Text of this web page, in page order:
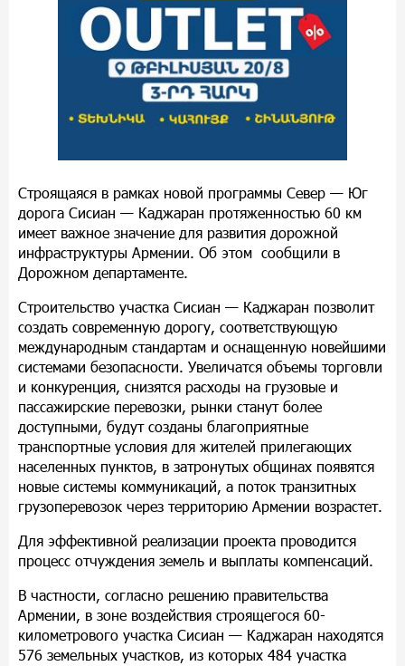
Строящаяся в рамках новой программы Север — Юг
дорога Сисиан — Каджаран протяженностью 60 км
имеет важное значение для развития дорожной
инфраструктуры Армении. Об этом сообщили в
Дорожном департаменте.
Строительство участка Сисиан — Каджаран позволит
создать современную дорогу, соответствующую
международным стандартам и оснащенную новейшими
системами безопасности. Увеличатся объемы торговли
и конкуренция, снизятся расходы на грузовые и
пассажирские перевозки, рынки станут более
доступными, будут созданы благоприятные
транспортные условия для жителей прилегающих
населенных пунктов, в затронутых общинах появятся
новые системы коммуникаций, а поток транзитных
грузоперевозок через территорию Армении возрастет.
Для эффективной реализации проекта проводится
процесс отчуждения земель и выплаты компенсаций.
В частности, согласно решению правительства
Армении, в зоне воздействия строящегося 60-
километрового участка Сисиан — Каджаран находятся
576 земельных участков, из которых 484 участка